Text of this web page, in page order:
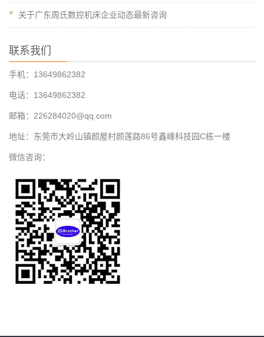
关于广东周氏数控机床企业动态最新咨询
联系我们
手机：13649862382
电话：13649862382
邮箱：226284020@qq.com
地址：东莞市大岭山镇颜屋村颜莲路86号鑫峰科技园C栋一楼
微信咨询：